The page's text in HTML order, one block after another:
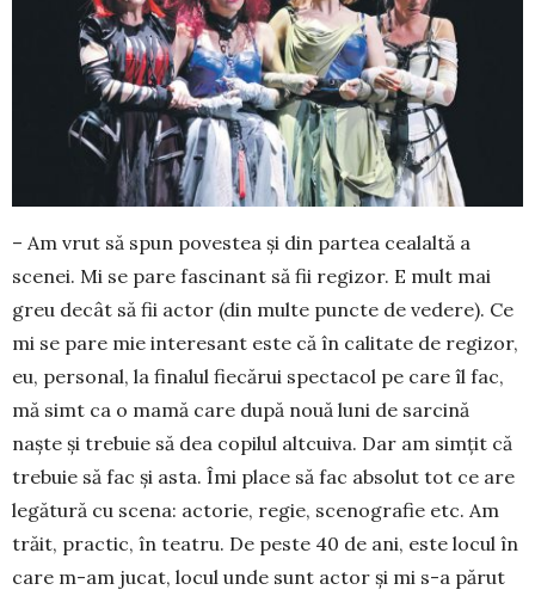
– Am vrut să spun povestea și din partea cealaltă a
scenei. Mi se pare fascinant să fii regizor. E mult mai
greu decât să fii actor (din multe puncte de vedere). Ce
mi se pare mie interesant este că în calitate de regizor,
eu, personal, la finalul fiecărui spectacol pe care îl fac,
mă simt ca o mamă care după nouă luni de sarcină
naște și trebuie să dea copilul altcuiva. Dar am simțit că
trebuie să fac și asta. Îmi place să fac absolut tot ce are
legătură cu scena: actorie, regie, scenografie etc. Am
trăit, practic, în teatru. De peste 40 de ani, este locul în
care m-am jucat, locul unde sunt actor și mi s-a părut